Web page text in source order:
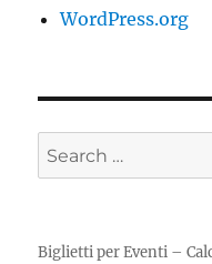
WordPress.org
Search
for:
Biglietti per Eventi –